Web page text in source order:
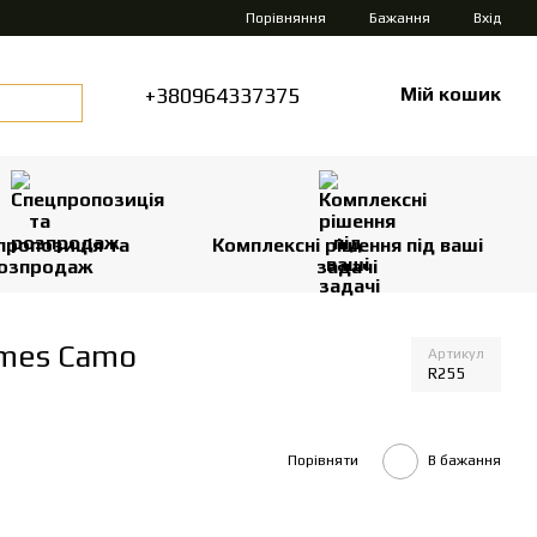
Порівняння Бажання Вхід
+380964337375 Мій кошик
та
Комплексні рішення під ваші
задачі
Camo Артикул
R255
Порівняти В бажання